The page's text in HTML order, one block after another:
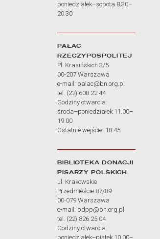
poniedziałek–sobota 8.30–
20.30
PAŁAC
RZECZYPOSPOLITEJ
Pl. Krasińskich 3/5
00-207 Warszawa
e-mail: palac@bn.org.pl
tel. (22) 608 22 44
Godziny otwarcia:
środa–poniedziałek 11.00–
19.00
Ostatnie wejście: 18:45
BIBLIOTEKA DONACJI
PISARZY POLSKICH
ul. Krakowskie
Przedmieście 87/89
00-079 Warszawa
e-mail: bdpp@bn.org.pl
tel. (22) 826 25 04
Godziny otwarcia:
poniedziałek–piątek 10.00–